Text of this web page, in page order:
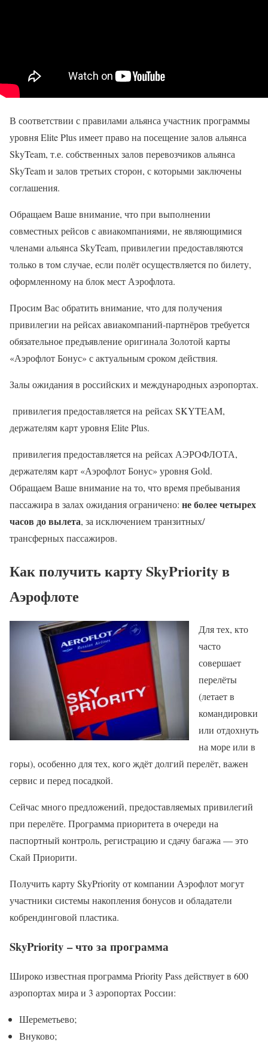
В соответствии с правилами альянса участник программы
уровня Elite Plus имеет право на посещение залов альянса
SkyTeam, т.е. собственных залов перевозчиков альянса
SkyTeam и залов третьих сторон, с которыми заключены
соглашения.
Обращаем Ваше внимание, что при выполнении
совместных рейсов с авиакомпаниями, не являющимися
членами альянса SkyTeam, привилегии предоставляются
только в том случае, если полёт осуществляется по билету,
оформленному на блок мест Аэрофлота.
Просим Вас обратить внимание, что для получения
привилегии на рейсах авиакомпаний-партнёров требуется
обязательное предъявление оригинала Золотой карты
«Аэрофлот Бонус» с актуальным сроком действия.
Залы ожидания в российских и международных аэропортах.
привилегия предоставляется на рейсах SKYTEAM,
держателям карт уровня Elite Plus.
привилегия предоставляется на рейсах АЭРОФЛОТА,
держателям карт «Аэрофлот Бонус» уровня Gold.
Обращаем Ваше внимание на то, что время пребывания
пассажира в залах ожидания ограничено: не более четырех
часов до вылета, за исключением транзитных/
трансферных пассажиров.
Как получить карту SkyPriority в
Аэрофлоте
Для тех, кто
часто
совершает
перелёты
(летает в
командировки
или отдохнуть
на море или в
горы), особенно для тех, кого ждёт долгий перелёт, важен
сервис и перед посадкой.
Сейчас много предложений, предоставляемых привилегий
при перелёте. Программа приоритета в очереди на
паспортный контроль, регистрацию и сдачу багажа — это
Скай Приорити.
Получить карту SkyPriority от компании Аэрофлот могут
участники системы накопления бонусов и обладатели
кобрендинговой пластика.
SkyPriority – что за программа
Широко известная программа Priority Pass действует в 600
аэропортах мира и 3 аэропортах России:
Шереметьево;
Внуково;